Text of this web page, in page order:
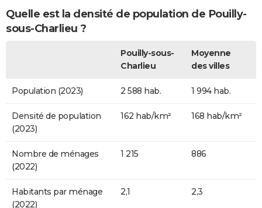
Quelle est la densité de population de Pouilly-
sous-Charlieu ?
Pouilly-sous-
Charlieu
Moyenne
des villes
Population (2023) 2 588 hab. 1 994 hab.
Densité de population
(2023)
162 hab/km² 168 hab/km²
Nombre de ménages
(2022)
1 215 886
Habitants par ménage
(2022)
2,1 2,3